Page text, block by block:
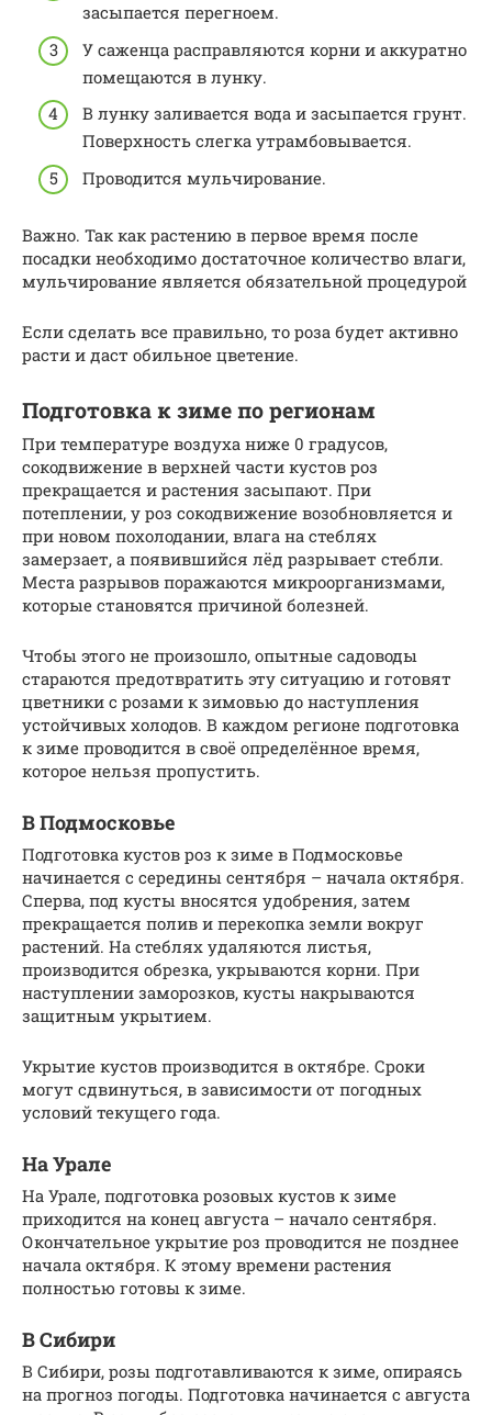
засыпается перегноем.
У саженца расправляются корни и аккуратно
помещаются в лунку.
В лунку заливается вода и засыпается грунт.
Поверхность слегка утрамбовывается.
Проводится мульчирование.
Важно. Так как растению в первое время после
посадки необходимо достаточное количество влаги,
мульчирование является обязательной процедурой
Если сделать все правильно, то роза будет активно
расти и даст обильное цветение.
Подготовка к зиме по регионам
При температуре воздуха ниже 0 градусов,
сокодвижение в верхней части кустов роз
прекращается и растения засыпают. При
потеплении, у роз сокодвижение возобновляется и
при новом похолодании, влага на стеблях
замерзает, а появившийся лёд разрывает стебли.
Места разрывов поражаются микроорганизмами,
которые становятся причиной болезней.
Чтобы этого не произошло, опытные садоводы
стараются предотвратить эту ситуацию и готовят
цветники с розами к зимовью до наступления
устойчивых холодов. В каждом регионе подготовка
к зиме проводится в своё определённое время,
которое нельзя пропустить.
В Подмосковье
Подготовка кустов роз к зиме в Подмосковье
начинается с середины сентября – начала октября.
Сперва, под кусты вносятся удобрения, затем
прекращается полив и перекопка земли вокруг
растений. На стеблях удаляются листья,
производится обрезка, укрываются корни. При
наступлении заморозков, кусты накрываются
защитным укрытием.
Укрытие кустов производится в октябре. Сроки
могут сдвинуться, в зависимости от погодных
условий текущего года.
На Урале
На Урале, подготовка розовых кустов к зиме
приходится на конец августа – начало сентября.
Окончательное укрытие роз проводится не позднее
начала октября. К этому времени растения
полностью готовы к зиме.
В Сибири
В Сибири, розы подготавливаются к зиме, опираясь
на прогноз погоды. Подготовка начинается с августа